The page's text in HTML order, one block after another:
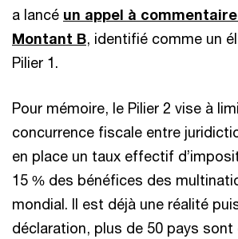
a lancé un appel à
Montant B, identifié comme un
Pilier 1.
Pour mémoire, le Pilier 2 vise à
concurrence fiscale entre
en place un taux effectif
15 % des bénéfices des
mondial. Il est déjà une réalité
déclaration, plus de 50 pays sont